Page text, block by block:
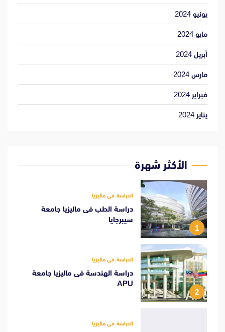
يونيو 2024
مايو 2024
أبريل 2024
مارس 2024
فبراير 2024
يناير 2024
الأكثر شهرة
1
الدراسة فى ماليزيا
دراسة الطب فى ماليزيا جامعة
سيبرجايا
2
الدراسة فى ماليزيا
دراسة الهندسة فى ماليزيا جامعة
APU
الدراسة فى ماليزيا